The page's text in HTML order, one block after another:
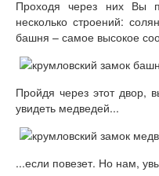
Проходя через них Вы
несколько строений:
башня – самое высокое
Пройдя через этот двор,
увидеть медведей...
...если повезет. Но нам,